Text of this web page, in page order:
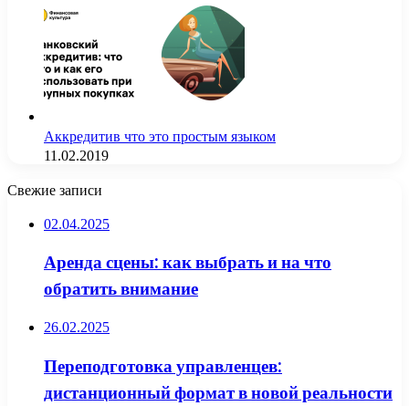
Аккредитив что это простым языком
11.02.2019
Свежие записи
02.04.2025
Аренда сцены: как выбрать и на что
обратить внимание
26.02.2025
Переподготовка управленцев:
дистанционный формат в новой реальности